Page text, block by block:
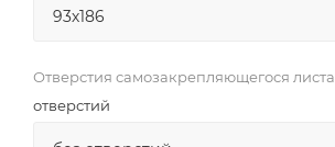
Отверстия самозакрепляющегося листа
отверстий